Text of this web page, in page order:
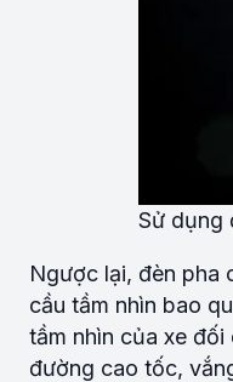
Sử dụng
Ngược lại, đèn pha
cầu tầm nhìn bao
tầm nhìn của xe
đường cao tốc,